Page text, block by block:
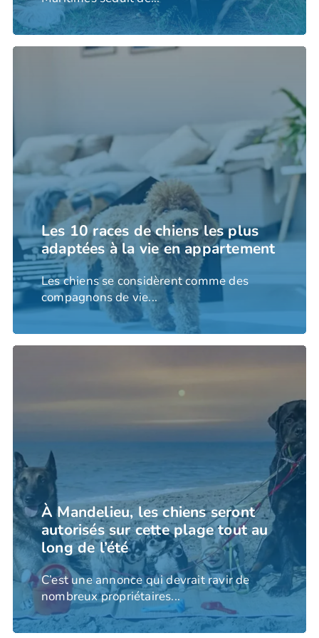
Les 10 races de chiens les plus
adaptées à la vie en appartement
Les chiens se considèrent comme des
compagnons de vie...
À Mandelieu, les chiens seront
autorisés sur cette plage tout au
long de l’été
C’est une annonce qui devrait ravir de
nombreux propriétaires...